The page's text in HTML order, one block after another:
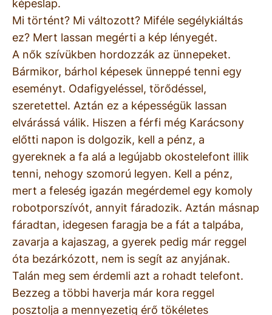
képeslap.
Mi történt? Mi változott? Miféle segélykiáltás
ez? Mert lassan megérti a kép lényegét.
A nők szívükben hordozzák az ünnepeket.
Bármikor, bárhol képesek ünneppé tenni egy
eseményt. Odafigyeléssel, törődéssel,
szeretettel. Aztán ez a képességük lassan
elvárássá válik. Hiszen a férfi még Karácsony
előtti napon is dolgozik, kell a pénz, a
gyereknek a fa alá a legújabb okostelefont illik
tenni, nehogy szomorú legyen. Kell a pénz,
mert a feleség igazán megérdemel egy komoly
robotporszívót, annyit fáradozik. Aztán másnap
fáradtan, idegesen faragja be a fát a talpába,
zavarja a kajaszag, a gyerek pedig már reggel
óta bezárkózott, nem is segít az anyjának.
Talán meg sem érdemli azt a rohadt telefont.
Bezzeg a többi haverja már kora reggel
posztolja a mennyezetig érő tökéletes